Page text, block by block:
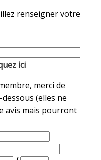
renseigner votre
ici
merci de
(elles ne
avis mais pourront